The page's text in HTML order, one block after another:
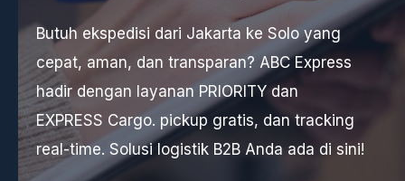
Butuh ekspedisi dari Jakarta ke Solo yang
cepat, aman, dan transparan? ABC Express
hadir dengan layanan PRIORITY dan
EXPRESS Cargo. pickup gratis, dan tracking
real-time. Solusi logistik B2B Anda ada di sini!